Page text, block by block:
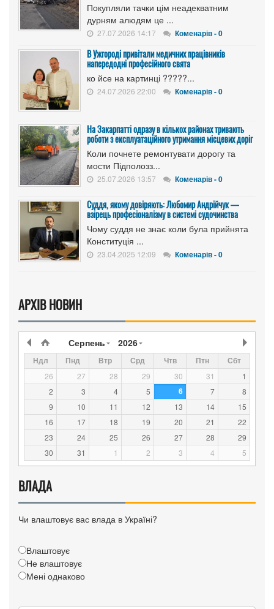
Покупляли тачки цім неадекватним
дурням алюдям це ...
27.07.2026 14:17 Коменарів - 0
В Ужгороді привітали медичних працівників
напередодні професійного свята
ко йсе на картинці ?????...
24.07.2026 22:00 Коменарів - 0
На Закарпатті одразу в кількох районах тривають
роботи з експлуатаційного утримання місцевих доріг
Коли почнете ремонтувати дорогу та
мости Підполозз...
25.07.2026 13:57 Коменарів - 0
Суддя, якому довіряють: Любомир Андрійчук —
взірець професіоналізму в системі судочинства
Чому суддя не знає коли була прийнята
Конституція ...
23.04.2025 12:09 Коменарів - 0
АРХІВ НОВИН
Серпень 2026
Ндл Пнд Втр Срд Чтв Птн Сбт
26 27 28 29 30 31
1
2
3 4 5 6 7
8
9
10 11 12 13 14
15
16
17 18 19 20 21
22
23
24 25 26 27 28
29
30
31 1 2 3 4 5
ВЛАДА
Чи влаштовує вас влада в Україні?
Влаштовує
Не влаштовує
Мені однаково